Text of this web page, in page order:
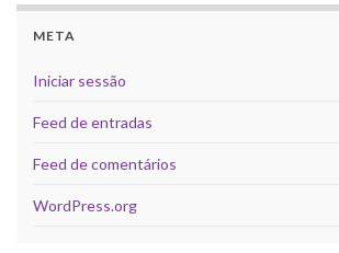
META
Iniciar sessão
Feed de entradas
Feed de comentários
WordPress.org